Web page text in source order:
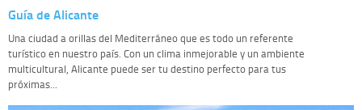
Guía de Alicante
Una ciudad a orillas del Mediterráneo que es todo un referente
turístico en nuestro país. Con un clima inmejorable y un ambiente
multicultural, Alicante puede ser tu destino perfecto para tus
próximas...